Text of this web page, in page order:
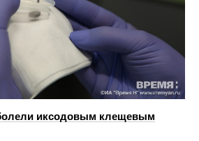
иксодовым клещевым